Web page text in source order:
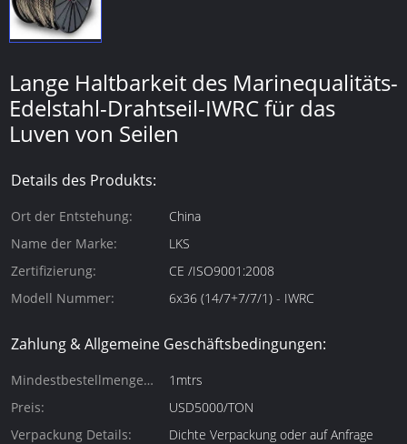
Lange Haltbarkeit des Marinequalitäts-
Edelstahl-Drahtseil-IWRC für das
Luven von Seilen
Details des Produkts:
Ort der Entstehung:
China
Name der Marke:
LKS
Zertifizierung:
CE /ISO9001:2008
Modell Nummer:
6x36 (14/7+7/7/1) - IWRC
Zahlung & Allgemeine Geschäftsbedingungen:
Mindestbestellmenge
(Mindestbestellmenge):
1mtrs
Preis:
USD5000/TON
Verpackung Details:
Dichte Verpackung oder auf Anfrage